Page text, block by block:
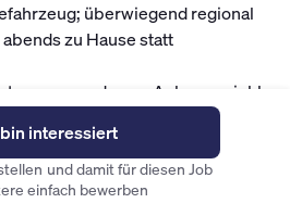
überwiegend regional
zu Hause statt
moderner Anlagen – inkl.
also Technik über
Du bist vor Ort das Gesicht
kompetent und dokumentierst
interessiert
und damit für diesen Job
einfach bewerben